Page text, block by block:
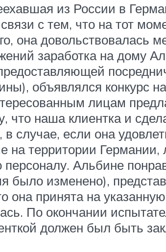
из России в
с тем, что на тот
она довольствовалась
заработка на дому
объявлялся конкурс
лицам
что наша клиентка и
случае, если она
на территории Германии,
Альбине
было изменено),
принята на
По окончании
должен был быть